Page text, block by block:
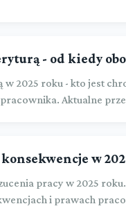
- od kiedy
2025 roku - kto jest
Aktualne
w
pracy w 2025
i prawach